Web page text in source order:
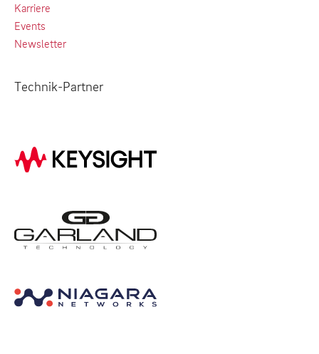
Karriere
Events
Newsletter
Technik-Partner